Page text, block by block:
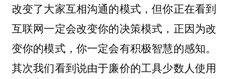
改变了大家互相沟通的模式，但你正在看到
互联网一定会改变你的决策模式，正因为改
变你的模式，你一定会有积极智慧的感知。
其次我们看到说由于廉价的工具少数人使用